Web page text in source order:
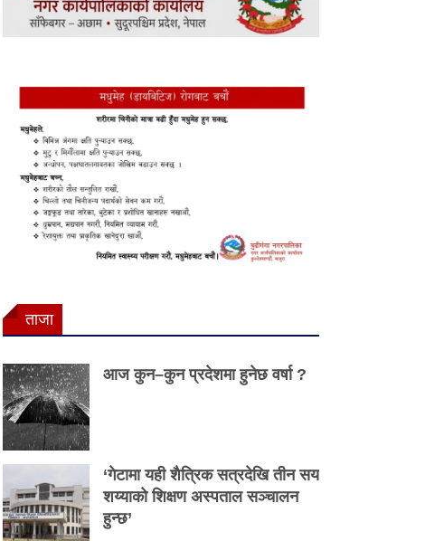
ताजा
आज कुन–कुन प्रदेशमा हुनेछ वर्षा ?
‘गेटामा यही शैत्रिक सत्रदेखि तीन सय
शय्याको शिक्षण अस्पताल सञ्चालन
हुन्छ’